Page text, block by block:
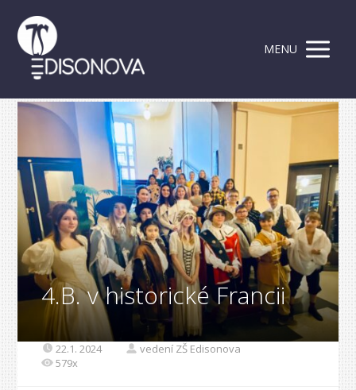
MENU
4.B. v historické Francii
22.1. 2024
vedení ZŠ Edisonova
579x